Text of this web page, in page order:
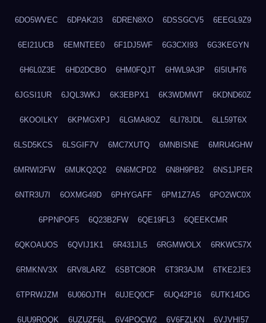
6DO5WVEC 6DPAK2I3 6DREN8XO 6DSSGCV5 6EEGL9Z9
6EI21UCB 6EMNTEE0 6F1DJ5WF 6G3CXI93 6G3KEGYN
6H6L0Z3E 6HD2DCBO 6HM0FQJT 6HWL9A3P 6I5IUH76
6JGSI1UR 6JQL3WKJ 6K3EBPX1 6K3WDMWT 6KDND60Z
6KOOILKY 6KPMGXPJ 6LGMA8OZ 6LI78JDL 6LL59T6X
6LSD5KCS 6LSGIF7V 6MC7XUTQ 6MNBISNE 6MRU4GHW
6MRWI2FW 6MUKQ2Q2 6N6MCPD2 6N8H9PB2 6NS1JPER
6NTR3U7I 6OXMG49D 6PHYGAFF 6PM1Z7A5 6PO2WC0X
6PPNPOF5 6Q23B2FW 6QE19FL3 6QEEKCMR
6QKOAUOS 6QVIJ1K1 6R431JL5 6RGMWOLX 6RKWC57X
6RMKNV3X 6RV8LARZ 6SBTC8OR 6T3R3AJM 6TKE2JE3
6TPRWJZM 6U06OJTH 6UJEQ0CF 6UQ42P16 6UTK14DG
6UU9ROQK 6UZUZF6L 6V4POCW2 6V6FZLKN 6VJVHI57